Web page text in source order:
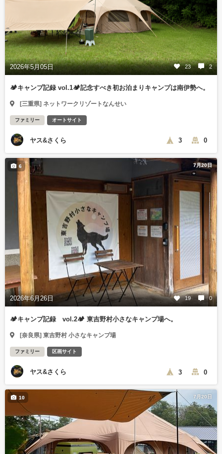
2026年5月05日 23 2
🏕️キャンプ記録 vol.1🏕️記念すべき初お泊まりキャンプは南伊勢へ。
[三重県] ネットワークリゾートなんせい
ファミリー オートサイト
ヤス&さくら 3 0
7月20日
2026年6月26日 19 0
6
🏕️キャンプ記録 vol.2🏕️ 東吉野村小さなキャンプ場へ。
[奈良県] 東吉野村 小さなキャンプ場
ファミリー 区画サイト
ヤス&さくら 3 0
7月20日
10